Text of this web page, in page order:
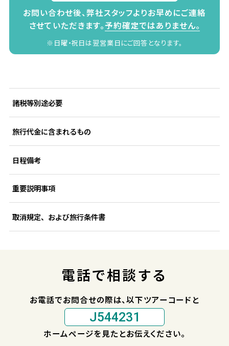
お問い合わせ後、弊社スタッフよりお早めにご連絡
させていただきます。予約確定ではありません。
※日曜・祝日は翌営業日にご回答となります。
諸税等別途必要
旅行代金に含まれるもの
日程備考
重要説明事項
取消規定、および旅行条件書
電話で相談する
お電話でお問合せの際は、以下ツアーコードと
J544231
ホームページを見たとお伝えください。